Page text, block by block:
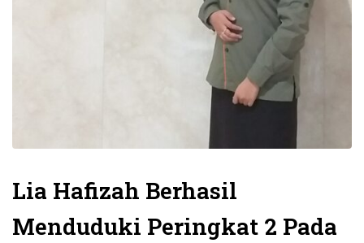
Lia Hafizah Berhasil
Menduduki Peringkat 2 Pada